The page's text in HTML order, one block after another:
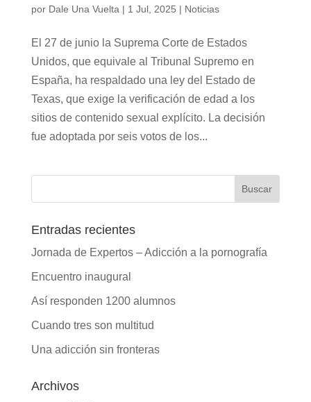
por Dale Una Vuelta| 1 Jul, 2025 | Noticias
El 27 de junio la Suprema Corte de Estados
Unidos, que equivale al Tribunal Supremo en
España, ha respaldado una ley del Estado de
Texas, que exige la verificación de edad a los
sitios de contenido sexual explícito. La decisión
fue adoptada por seis votos de los...
Entradas recientes
Jornada de Expertos – Adicción a la pornografía
Encuentro inaugural
Así responden 1200 alumnos
Cuando tres son multitud
Una adicción sin fronteras
Archivos